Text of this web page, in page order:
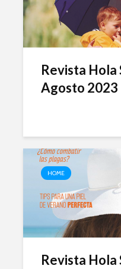
Revista Hola
Agosto 2023
HOME
Revista Hola